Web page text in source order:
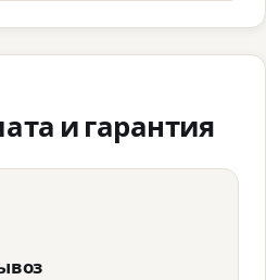
и гарантия